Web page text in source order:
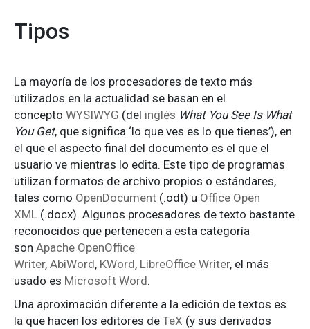
Tipos
La mayoría de los procesadores de texto más
utilizados en la actualidad se basan en el
concepto WYSIWYG (del inglés What You See Is What
You Get, que significa ‘lo que ves es lo que tienes’), en
el que el aspecto final del documento es el que el
usuario ve mientras lo edita. Este tipo de programas
utilizan formatos de archivo propios o estándares,
tales como OpenDocument (.odt) u Office Open
XML (.docx). Algunos procesadores de texto bastante
reconocidos que pertenecen a esta categoría
son Apache OpenOffice
Writer, AbiWord, KWord, LibreOffice Writer, el más
usado es Microsoft Word.
Una aproximación diferente a la edición de textos es
la que hacen los editores de TeX (y sus derivados